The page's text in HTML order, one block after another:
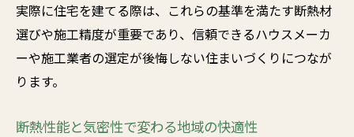
実際に住宅を建てる際は、これらの基準を満たす断熱材
選びや施工精度が重要であり、信頼できるハウスメーカ
ーや施工業者の選定が後悔しない住まいづくりにつなが
ります。
断熱性能と気密性で変わる地域の快適性